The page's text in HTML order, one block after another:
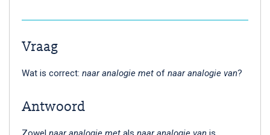
Vraag
Wat is correct: naar analogie met of naar analogie van?
Antwoord